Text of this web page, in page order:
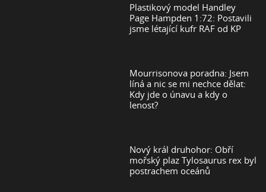
Plastikový model Handley
Page Hampden 1:72: Postavili
jsme létající kufr RAF od KP
Mourrisonova poradna: Jsem
líná a nic se mi nechce dělat:
Kdy jde o únavu a kdy o
lenost?
Nový král druhohor: Obří
mořský plaz Tylosaurus rex byl
postrachem oceánů